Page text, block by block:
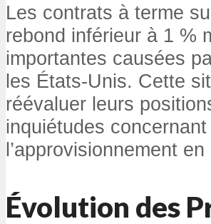
Les contrats à terme
rebond inférieur à 1 %
importantes causées
les États-Unis. Cette
réévaluer leurs
inquiétudes
l’approvisionnement en
Évolution des